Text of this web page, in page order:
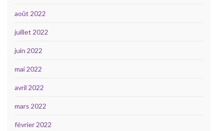
août 2022
juillet 2022
juin 2022
mai 2022
avril 2022
mars 2022
février 2022